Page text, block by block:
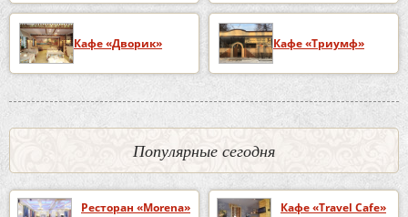
Кафе «Дворик» Кафе «Триумф»
Популярные сегодня
Ресторан «Morena» Кафе «Travel Cafe»